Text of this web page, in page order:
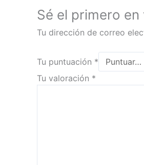
Sé el primero en
Tu dirección de correo
Tu puntuación *
Tu valoración *